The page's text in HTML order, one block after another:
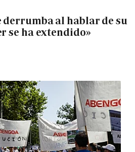
derrumba al hablar de su
se ha extendido»